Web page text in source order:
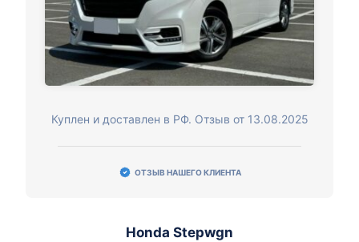
Куплен и доставлен в РФ. Отзыв от 13.08.2025
ОТЗЫВ НАШЕГО КЛИЕНТА
Honda Stepwgn